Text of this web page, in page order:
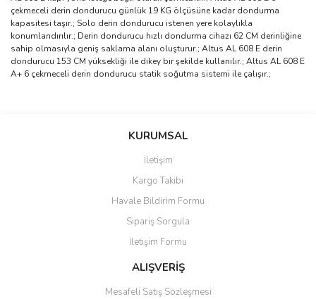
çekmeceli derin dondurucu günlük 19 KG ölçüsüne kadar dondurma
kapasitesi taşır.; Solo derin dondurucu istenen yere kolaylıkla
konumlandırılır.; Derin dondurucu hızlı dondurma cihazı 62 CM derinliğine
sahip olmasıyla geniş saklama alanı oluşturur.; Altus AL 608 E derin
dondurucu 153 CM yüksekliği ile dikey bir şekilde kullanılır.; Altus AL 608 E
A+ 6 çekmeceli derin dondurucu statik soğutma sistemi ile çalışır.;
Bu ürüne ilk yorumu siz yapın!
Ürün resmi kalitesiz, bozuk veya görüntülenemiyor.
Ürün açıklamasında eksik bilgiler bulunuyor.
Ürün bilgilerinde hatalar bulunuyor.
Ürün fiyatı diğer sitelerden daha pahalı.
Bu ürüne benzer farklı alternatifler olmalı.
KURUMSAL
İletişim
Kargo Takibi
Havale Bildirim Formu
Sipariş Sorgula
İletişim Formu
ALIŞVERİŞ
Mesafeli Satış Sözleşmesi